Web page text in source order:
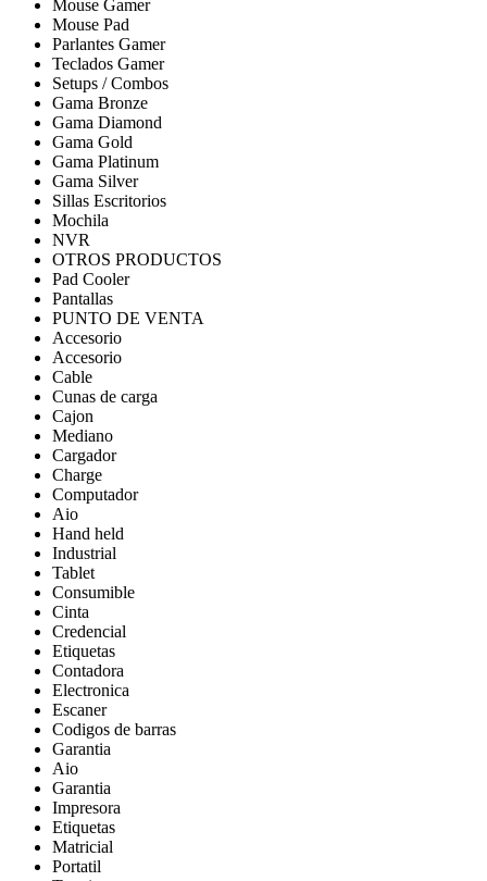
Mouse Gamer
Mouse Pad
Parlantes Gamer
Teclados Gamer
Setups / Combos
Gama Bronze
Gama Diamond
Gama Gold
Gama Platinum
Gama Silver
Sillas Escritorios
Mochila
NVR
OTROS PRODUCTOS
Pad Cooler
Pantallas
PUNTO DE VENTA
Accesorio
Accesorio
Cable
Cunas de carga
Cajon
Mediano
Cargador
Charge
Computador
Aio
Hand held
Industrial
Tablet
Consumible
Cinta
Credencial
Etiquetas
Contadora
Electronica
Escaner
Codigos de barras
Garantia
Aio
Garantia
Impresora
Etiquetas
Matricial
Portatil